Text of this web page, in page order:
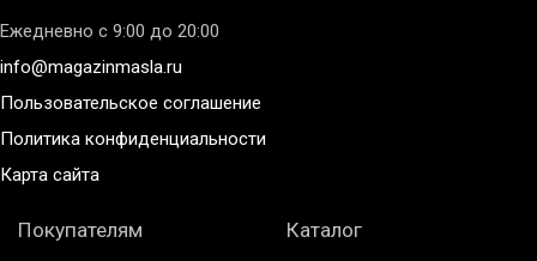
Ежедневно с 9:00 до 20:00
info@magazinmasla.ru
Пользовательское соглашение
Политика конфиденциальности
Карта сайта
Покупателям Каталог